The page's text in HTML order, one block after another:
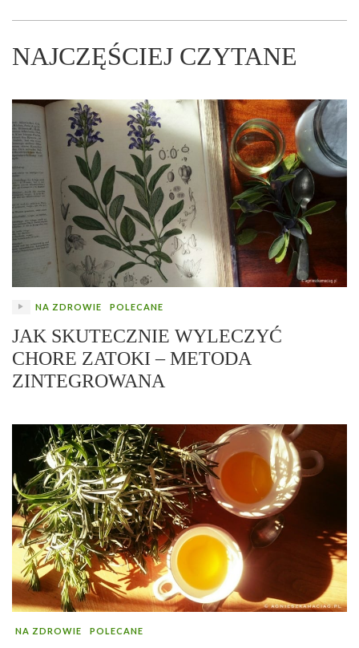
NAJCZĘŚCIEJ CZYTANE
NA ZDROWIE POLECANE
JAK SKUTECZNIE WYLECZYĆ
CHORE ZATOKI – METODA
ZINTEGROWANA
NA ZDROWIE POLECANE